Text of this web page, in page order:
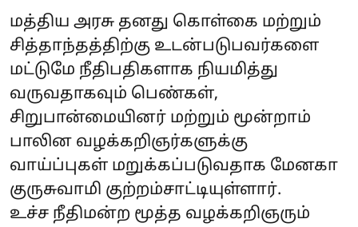
மத்திய அரசு தனது கொள்கை மற்றும்
சித்தாந்தத்திற்கு உடன்படுபவர்களை
மட்டுமே நீதிபதிகளாக நியமித்து
வருவதாகவும் பெண்கள்,
சிறுபான்மையினர் மற்றும் மூன்றாம்
பாலின வழக்கறிஞர்களுக்கு
வாய்ப்புகள் மறுக்கப்படுவதாக மேனகா
குருசுவாமி குற்றம்சாட்டியுள்ளார்.
உச்ச நீதிமன்ற மூத்த வழக்கறிஞரும்